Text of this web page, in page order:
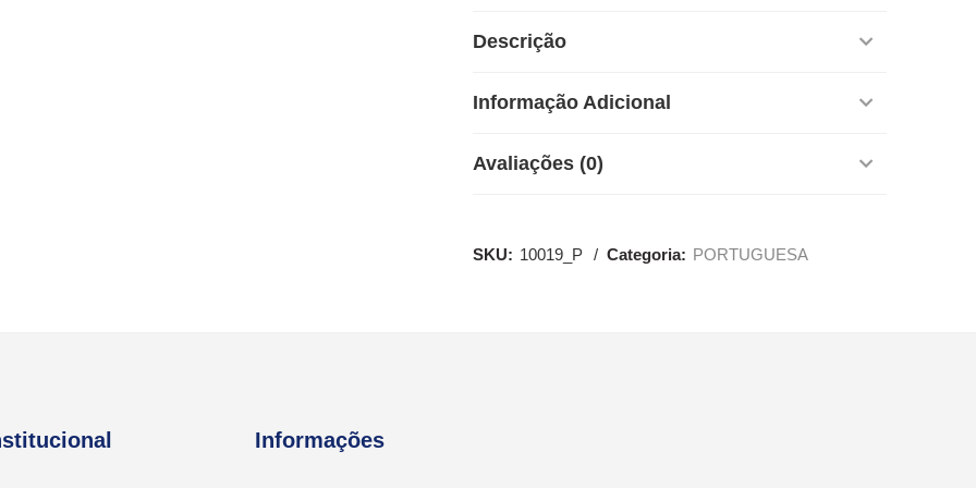
Descrição
Informação Adicional
Avaliações (0)
SKU: 10019_P Categoria: PORTUGUESA
Informações